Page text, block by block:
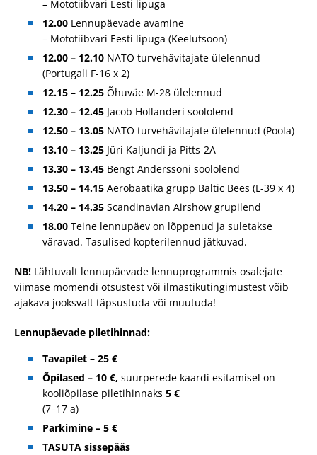
– Mototiibvari Eesti lipuga
12.00 Lennupäevade avamine
– Mototiibvari Eesti lipuga (Keelutsoon)
12.00 – 12.10 NATO turvehävitajate ülelennud
(Portugali F-16 x 2)
12.15 – 12.25 Õhuväe M-28 ülelennud
12.30 – 12.45 Jacob Hollanderi soololend
12.50 – 13.05 NATO turvehävitajate ülelennud (Poola)
13.10 – 13.25 Jüri Kaljundi ja Pitts-2A
13.30 – 13.45 Bengt Anderssoni soololend
13.50 – 14.15 Aerobaatika grupp Baltic Bees (L-39 x 4)
14.20 – 14.35 Scandinavian Airshow grupilend
18.00 Teine lennupäev on lõppenud ja suletakse
väravad. Tasulised kopterilennud jätkuvad.
NB! Lähtuvalt lennupäevade lennuprogrammis osalejate
viimase momendi otsustest või ilmastikutingimustest võib
ajakava jooksvalt täpsustuda või muutuda!
Lennupäevade piletihinnad:
Tavapilet – 25 €
Õpilased – 10 €, suurperede kaardi esitamisel on
kooliõpilase piletihinnaks 5 €
(7–17 a)
Parkimine – 5 €
TASUTA sissepääs